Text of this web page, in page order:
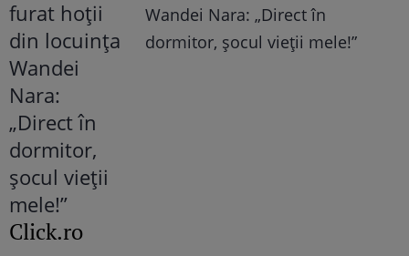
Wandei Nara: „Direct în
dormitor, șocul vieții mele!”
Click.ro